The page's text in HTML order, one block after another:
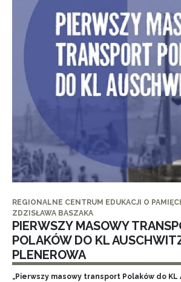
REGIONALNE CENTRUM EDUKACJI O
ZDZISŁAWA BASZAKA
PIERWSZY MASOWY
POLAKÓW DO KL
PLENEROWA
„Pierwszy masowy transport Polaków do KL